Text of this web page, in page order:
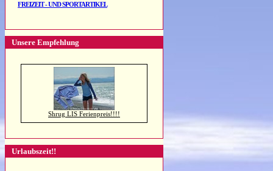
FREIZEIT - UND SPORTARTIKEL
Unsere Empfehlung
Shrug LIS Ferienpreis!!!!
Urlaubszeit!!